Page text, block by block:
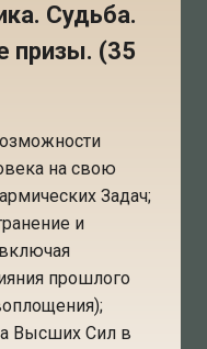
Судьба.
призы. (35
на свою
Задач;
и
прошлого
Высших Сил в